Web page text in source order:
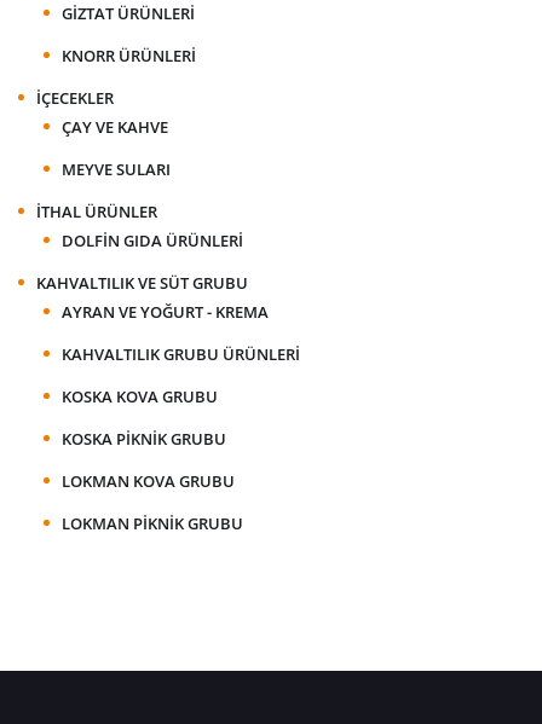
GIZTAT ÜRÜNLERI
KNORR ÜRÜNLERI
İÇECEKLER
ÇAY VE KAHVE
MEYVE SULARI
İTHAL ÜRÜNLER
DOLFIN GIDA ÜRÜNLERI
KAHVALTILIK VE SÜT GRUBU
AYRAN VE YOĞURT - KREMA
KAHVALTILIK GRUBU ÜRÜNLERI
KOSKA KOVA GRUBU
KOSKA PIKNIK GRUBU
LOKMAN KOVA GRUBU
LOKMAN PIKNIK GRUBU